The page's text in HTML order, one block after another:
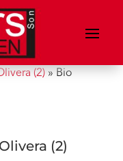
(2)» Bio
(2)